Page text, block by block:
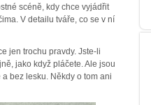
scéně, kdy chce vyjádřit
V detailu tváře, co se v ní
jen trochu pravdy. Jste-li
jako když pláčete. Ale jsou
bez lesku. Někdy o tom ani